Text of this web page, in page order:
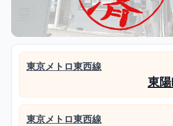
東京メトロ東西線
東
東京メトロ東西線